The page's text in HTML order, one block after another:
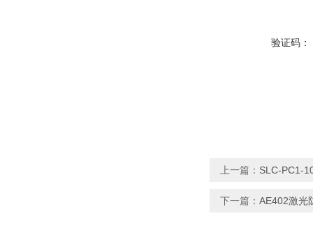
验证码：
上一篇： SLC-PC1-
下一篇： AE402激光